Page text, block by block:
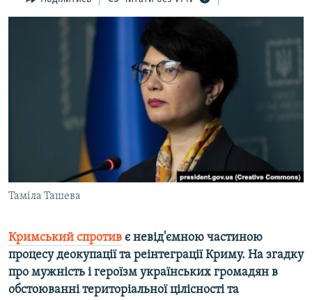
СПЕЦПРОЕКТИ
УКРАЇНСЬКА ПРОБЛЕМА КРИМУ
ЯК ОБІЙТИ БЛОКУВАННЯ
Таміла Ташева
Кримський спротив є невід'ємною частиною
процесу деокупації та реінтеграції Криму. На згадку
про мужність і героїзм українських громадян в
обстоюванні територіальної цілісності та